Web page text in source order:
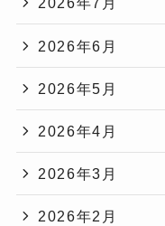
2026年6月
2026年5月
2026年4月
2026年3月
2026年2月